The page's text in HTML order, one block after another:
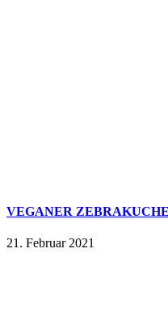
VEGANER
21. Februar 2021